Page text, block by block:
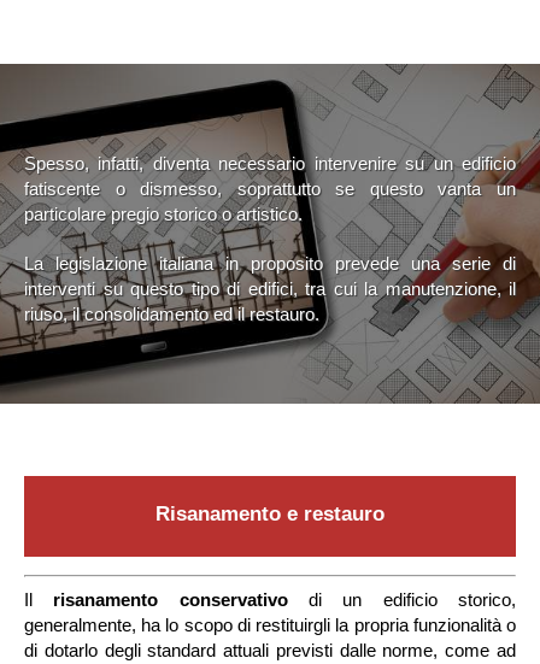
Spesso, infatti, diventa necessario intervenire su un edificio
fatiscente o dismesso, soprattutto se questo vanta un
particolare pregio storico o artistico.
La legislazione italiana in proposito prevede una serie di
interventi su questo tipo di edifici, tra cui la manutenzione, il
riuso, il consolidamento ed il restauro.
Risanamento e restauro
risanamento conservativodi un edificio storico,
generalmente, ha lo scopo di restituirgli la propria funzionalità o
di dotarlo degli standard attuali previsti dalle norme, come ad